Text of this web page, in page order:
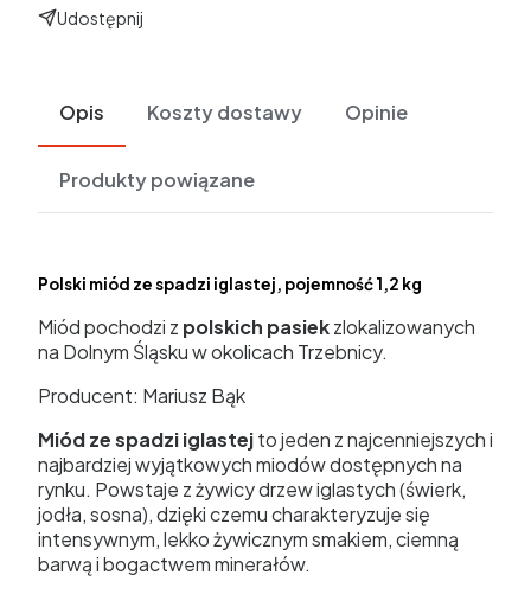
Udostępnij
Opis Koszty dostawy Opinie
Produkty powiązane
Polski miód ze spadzi iglastej, pojemność 1,2 kg
Miód pochodzi z polskich pasiekzlokalizowanych
na Dolnym Śląsku w okolicach Trzebnicy.
Producent: Mariusz Bąk
Miód ze spadzi iglastejto jeden z najcenniejszych i
najbardziej wyjątkowych miodów dostępnych na
rynku. Powstaje z żywicy drzew iglastych (świerk,
jodła, sosna), dzięki czemu charakteryzuje się
intensywnym, lekko żywicznym smakiem, ciemną
barwą i bogactwem minerałów.